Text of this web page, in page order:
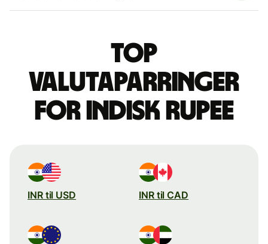
Top
valutaparringer
for indisk rupee
INR til USD INR til CAD